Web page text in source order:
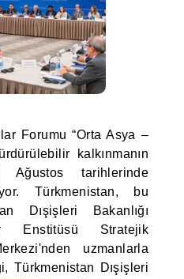
Forumu “Orta Asya –
kalkınmanın
tarihlerinde
Türkmenistan, bu
Dışişleri Bakanlığı
Enstitüsü Stratejik
uzmanlarla
Türkmenistan Dışişleri